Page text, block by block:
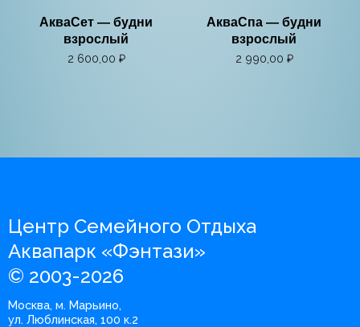
АкваСет — будни
взрослый
2 600,00 ₽
АкваСпа — будни
взрослый
2 990,00 ₽
Центр Семейного Отдыха
Аквапарк «Фэнтази»
© 2003-2026
Москва, м. Марьино,
ул. Люблинская, 100 к.2